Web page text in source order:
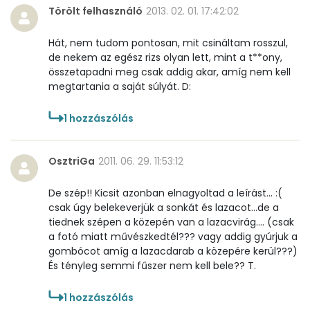
Tiamin - B1 vitamin:
Riboflavin - B2 vitamin:
0 mg
Niacin - B3 vitamin:
2 mg
Folsav - B9-vitamin:
78 micro
Kolin:
Retinol - A vitamin:
3 micro
α-karotin
0 micro
β-karotin
0 micro
β-crypt
Törölt felhasználó 2013. 02. 01. 17:42:02
Hát, nem tudom pontosan, mit csináltam rosszul,
de nekem az egész rizs olyan lett, mint a t**ony,
összetapadni meg csak addig akar, amíg nem kell
megtartania a saját súlyát. D:
1 hozzászólás
OsztriGa 2011. 06. 29. 11:53:12
De szép!! Kicsit azonban elnagyoltad a leírást... :(
csak úgy belekeverjük a sonkát és lazacot...de a
tiednek szépen a közepén van a lazacvirág.... (csak
a fotó miatt művészkedtél??? vagy addig gyúrjuk a
gombócot amíg a lazacdarab a közepére kerül???)
És tényleg semmi fűszer nem kell bele?? T.
1 hozzászólás